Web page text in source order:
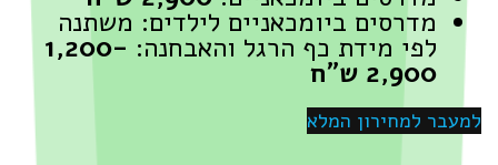
מדרסים ביומכאניים לילדים: משתנה
לפי מידת כף הרגל והאבחנה: 1,200-
2,900 ש"ח
למעבר למחירון המלא